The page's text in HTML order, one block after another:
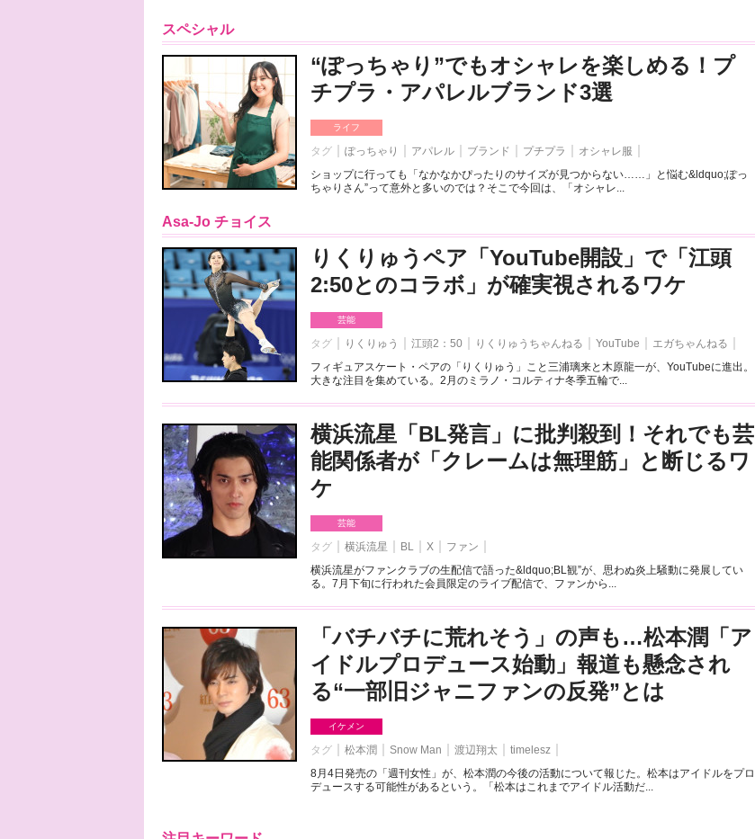
スペシャル
“ぽっちゃり”でもオシャレを楽しめる！プ
チプラ・アパレルブランド3選
ライフ
タグ ぽっちゃり アパレル ブランド プチプラ
オシャレ服
ショップに行っても「なかなかぴったりのサイズが見つからない……」と悩む&ldquo;ぽっ
ちゃりさん”って意外と多いのでは？そこで今回は、「オシャレ...
Asa-Jo チョイス
りくりゅうペア「YouTube開設」で「江頭
2:50とのコラボ」が確実視されるワケ
芸能
タグ りくりゅう 江頭2：50 りくりゅうちゃんねる YouTube
エガちゃんねる
フィギュアスケート・ペアの「りくりゅう」こと三浦璃来と木原龍一が、YouTubeに進出。
大きな注目を集めている。2月のミラノ・コルティナ冬季五輪で...
横浜流星「BL発言」に批判殺到！それでも芸
能関係者が「クレームは無理筋」と断じるワ
ケ
芸能
タグ 横浜流星 BL X
ファン
横浜流星がファンクラブの生配信で語った&ldquo;BL観”が、思わぬ炎上騒動に発展してい
る。7月下旬に行われた会員限定のライブ配信で、ファンから...
「バチバチに荒れそう」の声も…松本潤「ア
イドルプロデュース始動」報道も懸念され
る“一部旧ジャニファンの反発”とは
イケメン
タグ 松本潤 Snow Man 渡辺翔太
timelesz
8月4日発売の「週刊女性」が、松本潤の今後の活動について報じた。松本はアイドルをプロ
デュースする可能性があるという。「松本はこれまでアイドル活動だ...